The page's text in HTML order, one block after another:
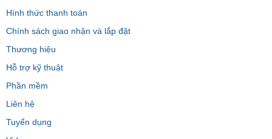
Hình thức thanh toán
Chính sách giao nhận và lắp đặt
Thương hiệu
Hỗ trợ kỹ thuật
Phần mềm
Liên hệ
Tuyển dụng